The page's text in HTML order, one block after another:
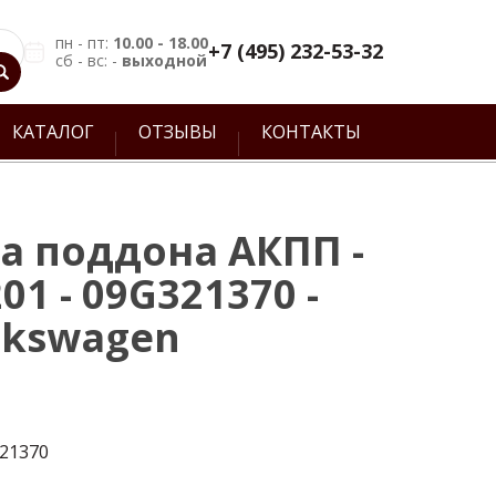
пн - пт: 10.00 - 18.00
сб - вс: - выходной+7 (495) 232-53-32
КАТАЛОГ ОТЗЫВЫ КОНТАКТЫ
поддона АКПП -
- 09G321370 -